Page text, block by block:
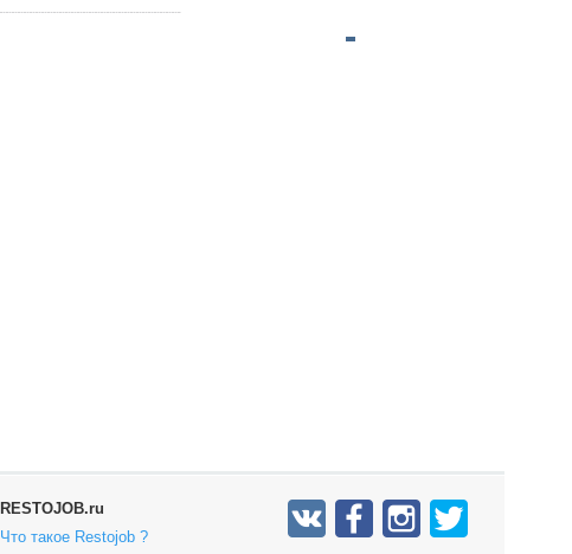
RESTOJOB.ru
Что такое Restojob ?